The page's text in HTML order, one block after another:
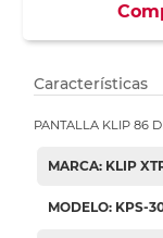
Características
PANTALLA KLIP 86
MARCA: KLIP
MODELO: KPS-